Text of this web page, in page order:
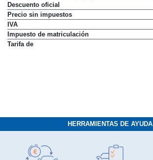
Descuento oficial
Precio sin impuestos
IVA
Impuesto de matriculación
Tarifa de
HERRAMIENTAS DE AYUDA